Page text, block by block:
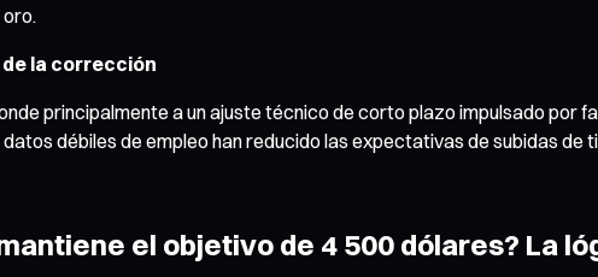
la corrección
principalmente a un ajuste técnico de corto plazo impulsado por
débiles de empleo han reducido las expectativas de subidas
el objetivo de 4 500 dólares? La